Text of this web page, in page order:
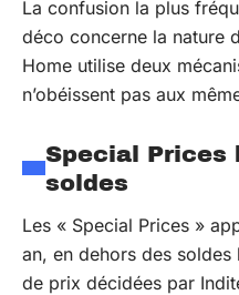
La confusion la plus
déco concerne la nature
Home utilise deux
n’obéissent pas aux
Special Prices
soldes
Les « Special Prices »
an, en dehors des
de prix décidées par